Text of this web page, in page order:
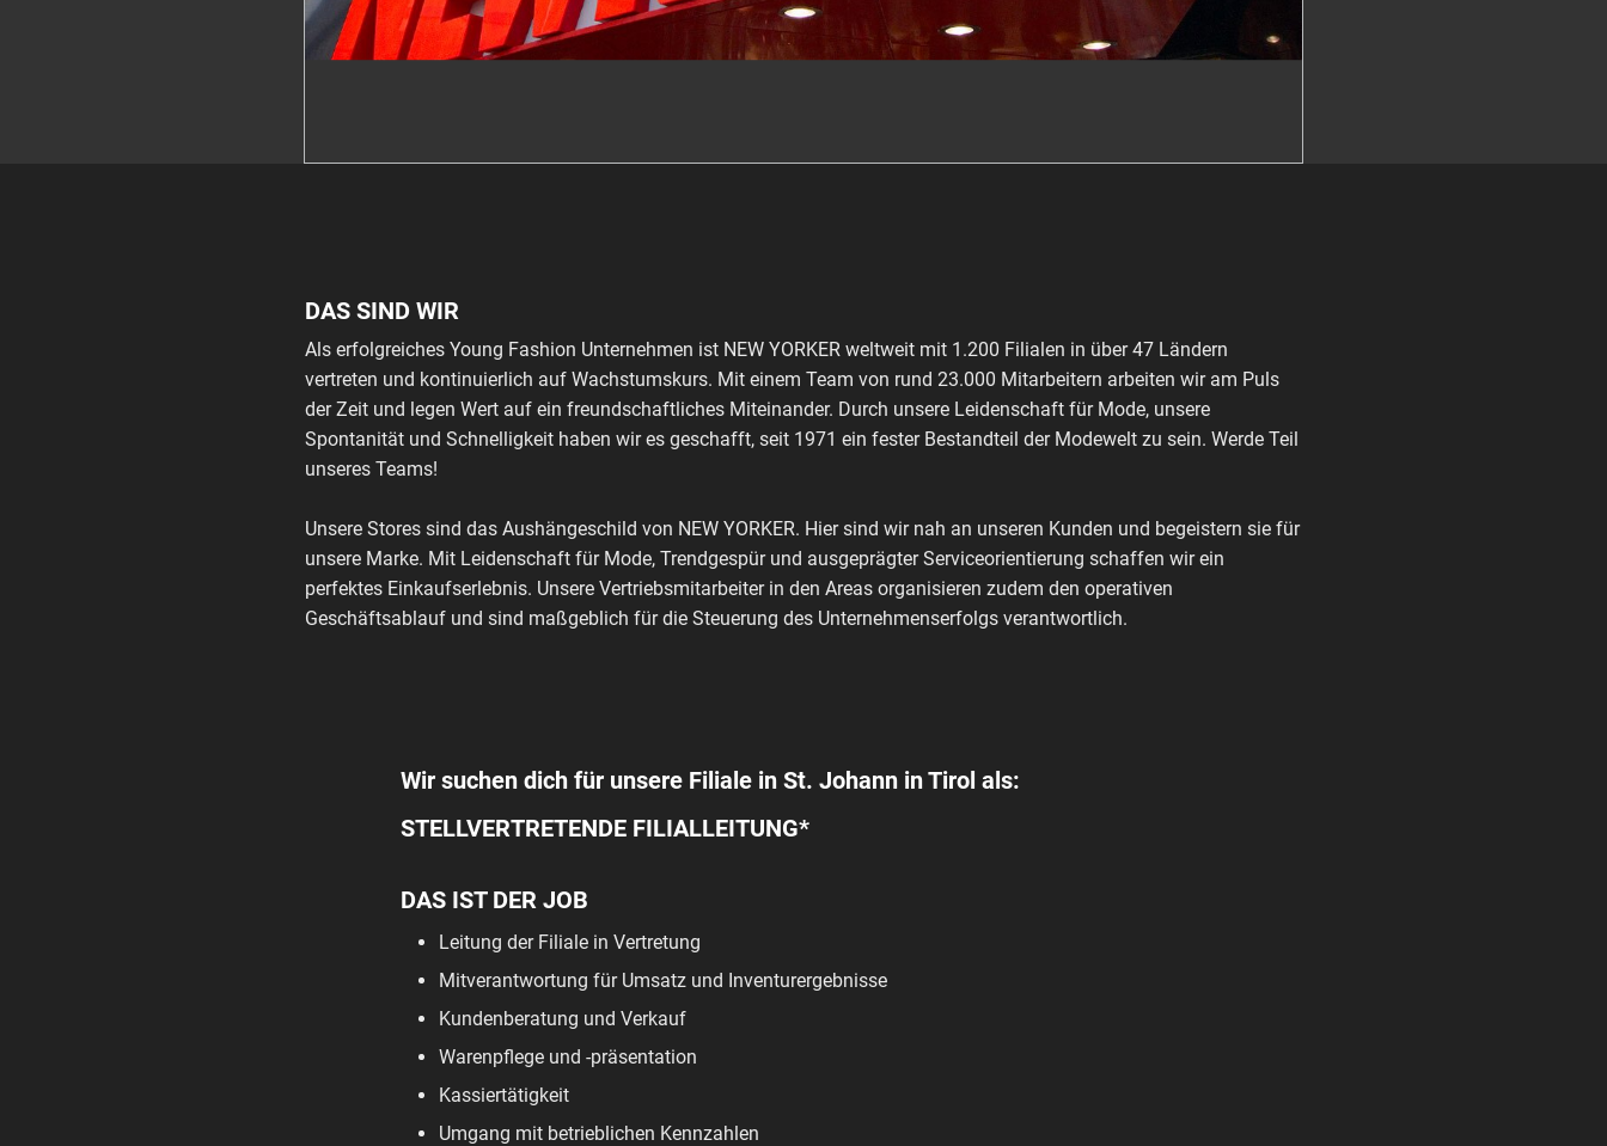
DAS SIND WIR
Als erfolgreiches Young Fashion Unternehmen ist NEW YORKER weltweit mit 1.200 Filialen in über 47 Ländern
vertreten und kontinuierlich auf Wachstumskurs. Mit einem Team von rund 23.000 Mitarbeitern arbeiten wir am Puls
der Zeit und legen Wert auf ein freundschaftliches Miteinander. Durch unsere Leidenschaft für Mode, unsere
Spontanität und Schnelligkeit haben wir es geschafft, seit 1971 ein fester Bestandteil der Modewelt zu sein. Werde Teil
unseres Teams!
Unsere Stores sind das Aushängeschild von NEW YORKER. Hier sind wir nah an unseren Kunden und begeistern sie für
unsere Marke. Mit Leidenschaft für Mode, Trendgespür und ausgeprägter Serviceorientierung schaffen wir ein
perfektes Einkaufserlebnis. Unsere Vertriebsmitarbeiter in den Areas organisieren zudem den operativen
Geschäftsablauf und sind maßgeblich für die Steuerung des Unternehmenserfolgs verantwortlich.
Wir suchen dich für unsere Filiale in St. Johann in Tirol als:
STELLVERTRETENDE FILIALLEITUNG*
DAS IST DER JOB
Leitung der Filiale in Vertretung
Mitverantwortung für Umsatz und Inventurergebnisse
Kundenberatung und Verkauf
Warenpflege und -präsentation
Kassiertätigkeit
Umgang mit betrieblichen Kennzahlen